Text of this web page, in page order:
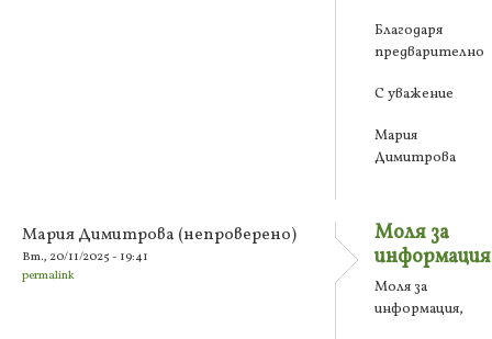
Благодаря
предварително
С уважение
Мария
Димитрова
Мария Димитрова (непроверено)
Вт., 20/11/2025 - 19:41
permalink
Моля за
Моля за
информация,